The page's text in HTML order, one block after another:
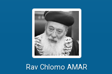
Rav Chlomo AMAR